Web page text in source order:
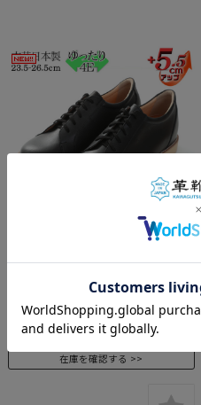
シューズ 紐タイプ 5.5cm ヒー
り 甲高 本革シークレットスニー
製 国産
¥18,000(税込 ¥19,800)
在庫を確認する